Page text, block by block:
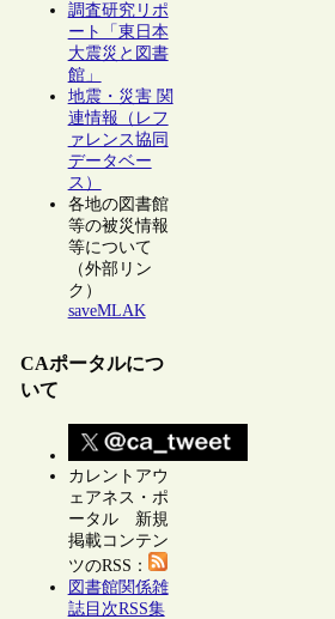
調査研究リポ
ート「東日本
大震災と図書
館」
地震・災害 関
連情報（レフ
ァレンス協同
データベー
ス）
各地の図書館
等の被災情報
等について
（外部リン
ク）
saveMLAK
CAポータルにつ
いて
カレントアウ
ェアネス・ポ
ータル 新規
掲載コンテン
ツのRSS：
図書館関係雑
誌目次RSS集